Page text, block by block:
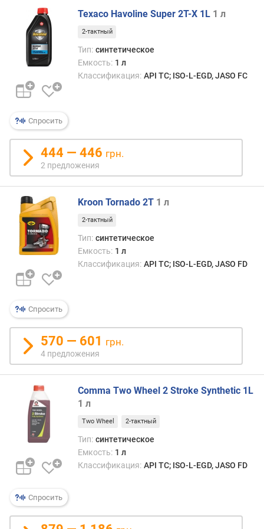
Спросить
Texaco Havoline Super 2T-X 1L 1 л
2-тактный
Тип: синтетическое
Емкость: 1 л
Классификация: API TC; ISO-L-EGD, JASO FC
444 — 446 грн.
2 предложения
Спросить
Kroon Tornado 2T 1 л
2-тактный
Тип: синтетическое
Емкость: 1 л
Классификация: API TC; ISO-L-EGD, JASO FD
570 — 601 грн.
4 предложения
Спросить
Comma Two Wheel 2 Stroke Synthetic 1L
1 л
Two Wheel 2-тактный
Тип: синтетическое
Емкость: 1 л
Классификация: API TC; ISO-L-EGD, JASO FD